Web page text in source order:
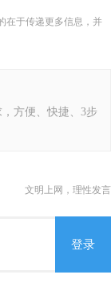
在于传递更多信息，并
方便、快捷、3步
文明上网，理性发言
登录